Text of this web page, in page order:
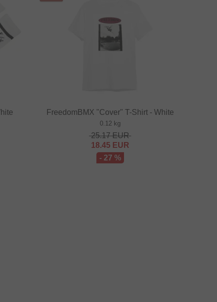
FreedomBMX "Cover" T-Shirt - White
0.12 kg
25.17EUR
18.45 EUR
- 27 %